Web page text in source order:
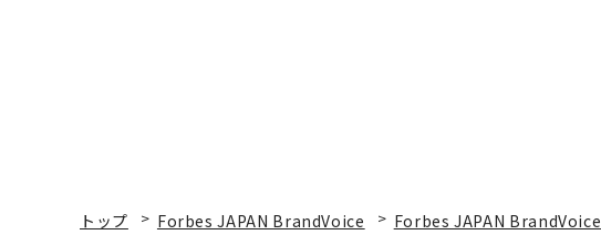
トップ Forbes JAPAN BrandVoice
Forbes JAPAN BrandVoice